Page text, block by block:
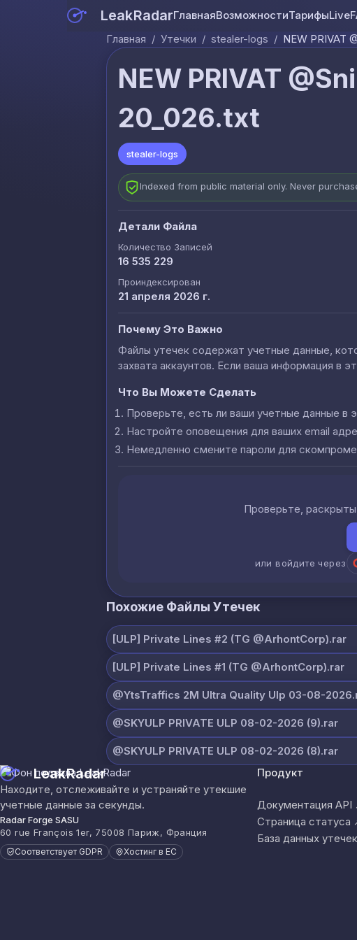
LeakRadarГлавнаяВозможностиТарифыLive
Главная / Утечки / stealer-logs / NEW PRIVAT
NEW PRIVAT
20_026.txt
stealer-logs
Indexed from public material only. Never
Детали Файла
Количество Записей
16 535 229
Проиндексирован
21 апреля 2026 г.
Почему Это Важно
Файлы утечек содержат учетные данные,
захвата аккаунтов. Если ваша информация в
Что Вы Можете Сделать
Проверьте, есть ли ваши учетные данные в
Настройте оповещения для ваших email
Немедленно смените пароли для
Проверьте,
или войдите через
Похожие Файлы Утечек
[ULP] Private Lines #2 (TG @ArhontCorp).rar
[ULP] Private Lines #1 (TG @ArhontCorp).rar
@YtsTraffics 2M Ultra Quality Ulp 03-08-
@SKYULP PRIVATE ULP 08-02-2026 (9).rar
@SKYULP PRIVATE ULP 08-02-2026 (8).rar
LeakRadar
Находите, отслеживайте и устраняйте утекшие
учетные данные за секунды.
Radar Forge SASU
60 rue François 1er, 75008 Париж, Франция
Соответствует GDPR Хостинг в ЕС
Продукт
Документация API
Страница статуса
База данных утечек